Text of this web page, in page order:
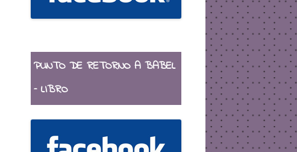
PUNTO DE RETORNO A BABEL
– LIBRO